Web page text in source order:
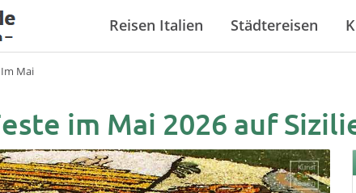
Reisen Italien Städtereisen
Im Mai
im Mai 2026 auf